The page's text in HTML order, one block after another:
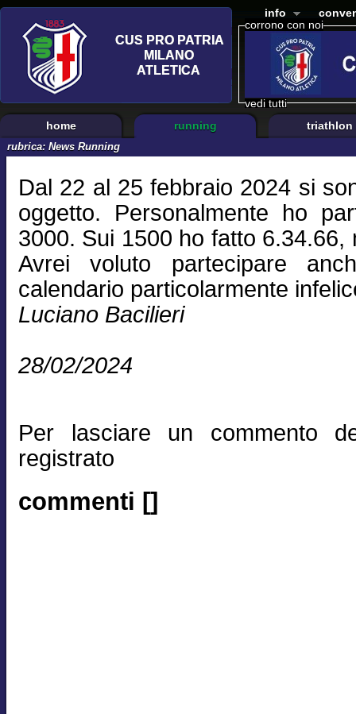
corrono con noi
vedi tutti
info
home running triathlon
rubrica: News Running
Dal 22 al 25 febbraio 2024 si
oggetto. Personalmente ho
3000. Sui 1500 ho fatto
Avrei voluto partecipare
calendario particolarmente
Luciano Bacilieri
28/02/2024
Per lasciare un commento
registrato
commenti []